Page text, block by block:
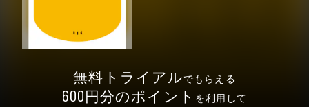
無料トライアルでもらえる
600円分のポイント を利用して